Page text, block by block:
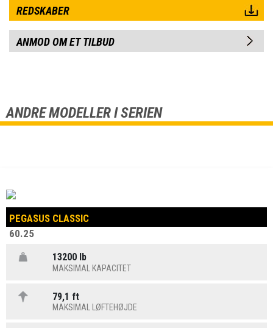
REDSKABER
ANMOD OM ET TILBUD
ANDRE MODELLER I SERIEN
PEGASUS CLASSIC
60.25
13200 lb
MAKSIMAL KAPACITET
79,1 ft
MAKSIMAL LØFTEHØJDE